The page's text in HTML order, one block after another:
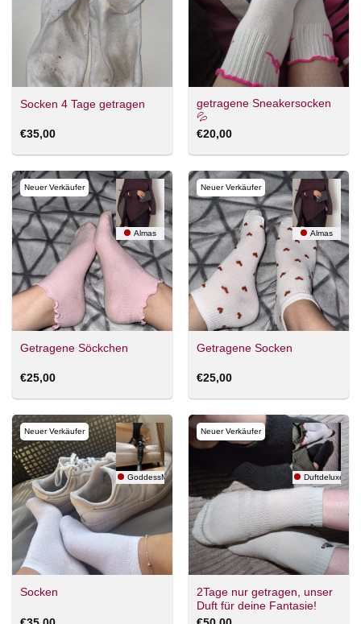
Socken 4 Tage getragen
€35,00
getragene Sneakersocken
💦
€20,00
Neuer Verkäufer
Almas
Getragene Söckchen
€25,00
Neuer Verkäufer
Almas
Getragene Socken
€25,00
Neuer Verkäufer
GoddessMaryy
Socken
Neuer Verkäufer
2Tage nur getragen, unser
Duft für deine Fantasie!